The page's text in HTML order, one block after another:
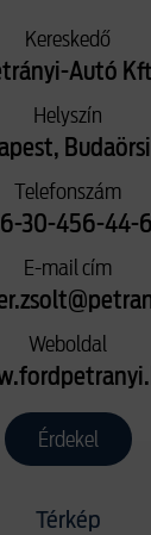
Kereskedő
Autó
Helyszín
Telefonszám
30-456-44-61
E-mail cím
Weboldal
Érdekel
Térkép